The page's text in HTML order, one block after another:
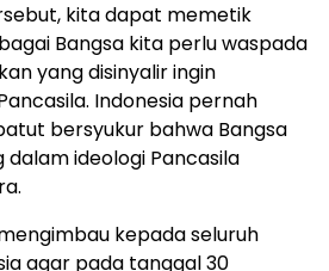
kita dapat memetik
Bangsa kita perlu waspada
yang disinyalir ingin
Indonesia pernah
bersyukur bahwa Bangsa
ideologi Pancasila
kepada seluruh
agar pada tanggal 30